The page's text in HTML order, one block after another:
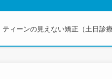
ティーンの見えない矯正（土日診